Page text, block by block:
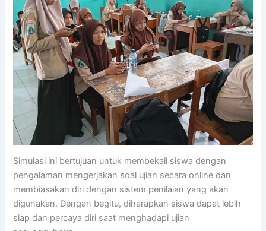
Simulasi ini bertujuan untuk membekali siswa dengan
pengalaman mengerjakan soal ujian secara online dan
membiasakan diri dengan sistem penilaian yang akan
digunakan. Dengan begitu, diharapkan siswa dapat lebih
siap dan percaya diri saat menghadapi ujian